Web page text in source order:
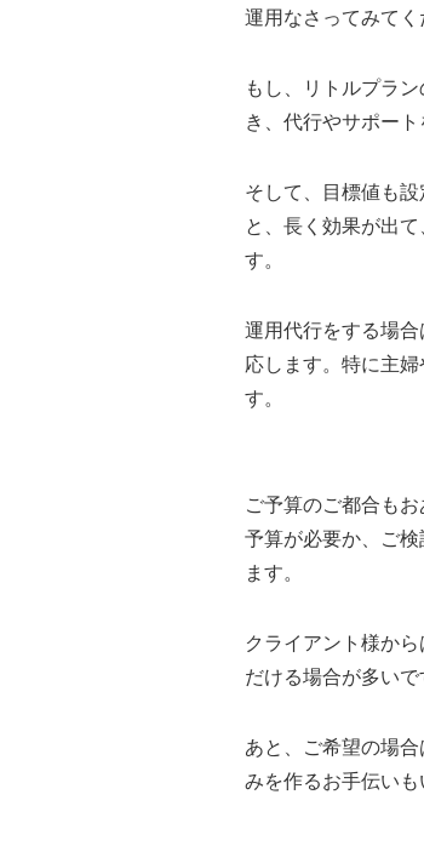
運用なさってみてく
もし、リトルプラ
き、代行やサポート
そして、目標値も
と、長く効果が出
す。
運用代行をする場
応します。特に主
す。
ご予算のご都合も
予算が必要か、ご
ます。
クライアント様か
だける場合が多いで
あと、ご希望の場
みを作るお手伝いも